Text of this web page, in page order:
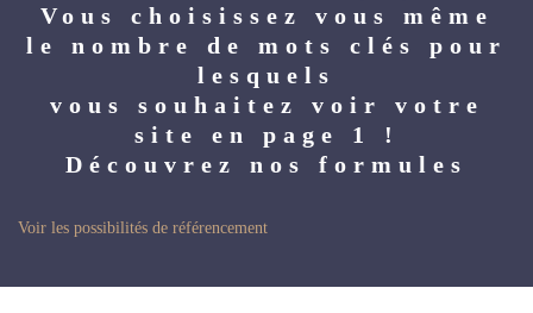
Vous choisissez vous même
le nombre de mots clés pour
lesquels
vous souhaitez voir votre
site en page 1 !
Découvrez nos formules
Voir les possibilités de référencement